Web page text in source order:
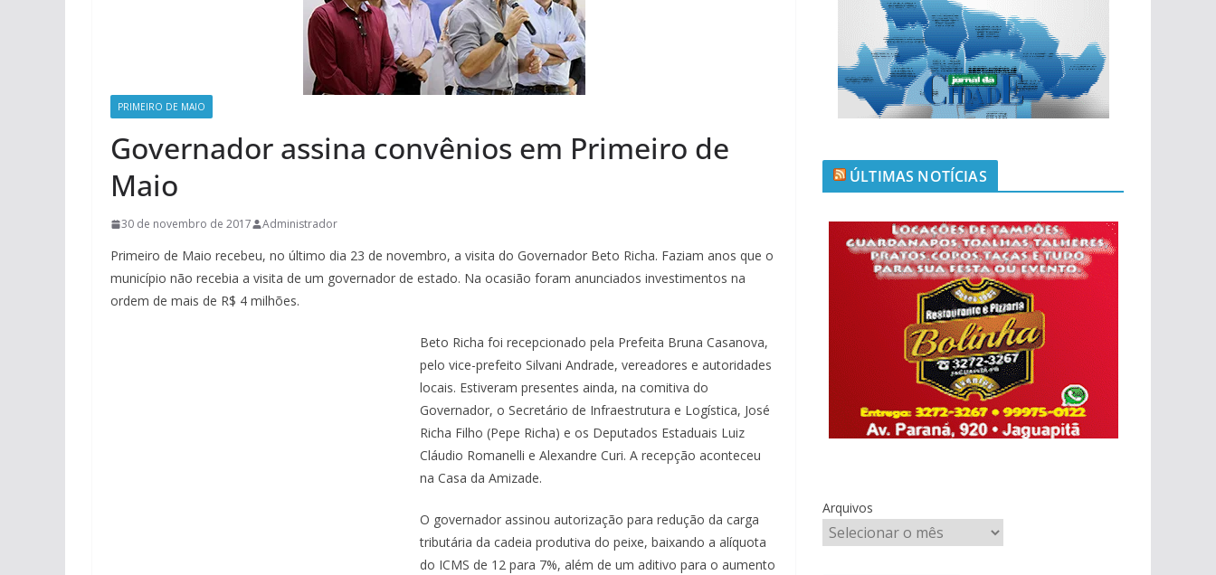
PRIMEIRO DE MAIO
Governador assina convênios em Primeiro de
Maio
30 de novembro de 2017 Administrador
Primeiro de Maio recebeu, no último dia 23 de novembro, a visita do Governador Beto Richa. Faziam anos que o
município não recebia a visita de um governador de estado. Na ocasião foram anunciados investimentos na
ordem de mais de R$ 4 milhões.
Beto Richa foi recepcionado pela Prefeita Bruna Casanova,
pelo vice-prefeito Silvani Andrade, vereadores e autoridades
locais. Estiveram presentes ainda, na comitiva do
Governador, o Secretário de Infraestrutura e Logística, José
Richa Filho (Pepe Richa) e os Deputados Estaduais Luiz
Cláudio Romanelli e Alexandre Curi. A recepção aconteceu
na Casa da Amizade.
O governador assinou autorização para redução da carga
tributária da cadeia produtiva do peixe, baixando a alíquota
do ICMS de 12 para 7%, além de um aditivo para o aumento
ÚLTIMAS NOTÍCIAS
Arquivos